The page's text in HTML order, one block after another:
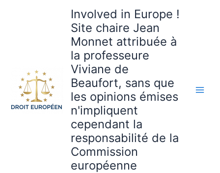
Involved in Europe !
Site chaire Jean
Monnet attribuée à
la professeure
Viviane de
Beaufort, sans que
les opinions émises
n'impliquent
cependant la
responsabilité de la
Commission
européenne